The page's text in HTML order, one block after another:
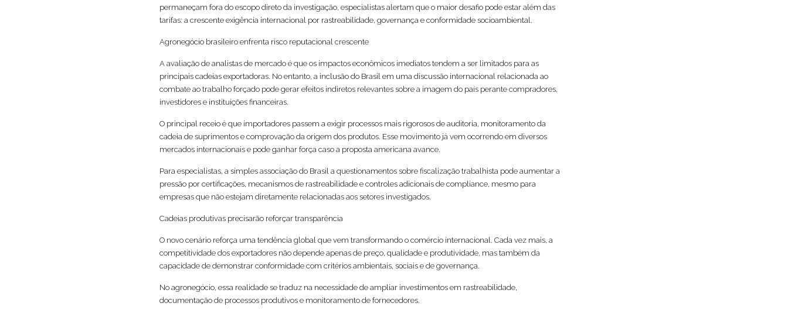
permaneçam fora do escopo direto da investigação, especialistas alertam que o maior desafio pode estar além das
tarifas: a crescente exigência internacional por rastreabilidade, governança e conformidade socioambiental.
Agronegócio brasileiro enfrenta risco reputacional crescente
A avaliação de analistas de mercado é que os impactos econômicos imediatos tendem a ser limitados para as
principais cadeias exportadoras. No entanto, a inclusão do Brasil em uma discussão internacional relacionada ao
combate ao trabalho forçado pode gerar efeitos indiretos relevantes sobre a imagem do país perante compradores,
investidores e instituições financeiras.
O principal receio é que importadores passem a exigir processos mais rigorosos de auditoria, monitoramento da
cadeia de suprimentos e comprovação da origem dos produtos. Esse movimento já vem ocorrendo em diversos
mercados internacionais e pode ganhar força caso a proposta americana avance.
Para especialistas, a simples associação do Brasil a questionamentos sobre fiscalização trabalhista pode aumentar a
pressão por certificações, mecanismos de rastreabilidade e controles adicionais de compliance, mesmo para
empresas que não estejam diretamente relacionadas aos setores investigados.
Cadeias produtivas precisarão reforçar transparência
O novo cenário reforça uma tendência global que vem transformando o comércio internacional. Cada vez mais, a
competitividade dos exportadores não depende apenas de preço, qualidade e produtividade, mas também da
capacidade de demonstrar conformidade com critérios ambientais, sociais e de governança.
No agronegócio, essa realidade se traduz na necessidade de ampliar investimentos em rastreabilidade,
documentação de processos produtivos e monitoramento de fornecedores.